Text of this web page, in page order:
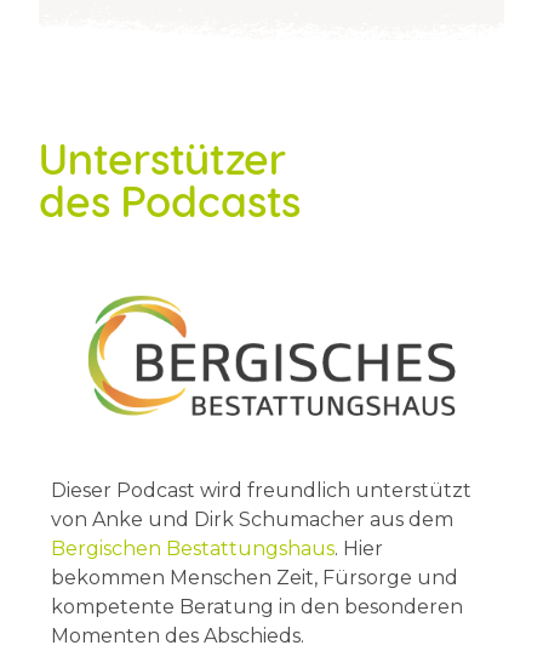
Unterstützer
des Podcasts
Dieser Podcast wird freundlich unterstützt
von Anke und Dirk Schumacher aus dem
Bergischen Bestattungshaus. Hier
bekommen Menschen Zeit, Fürsorge und
kompetente Beratung in den besonderen
Momenten des Abschieds.